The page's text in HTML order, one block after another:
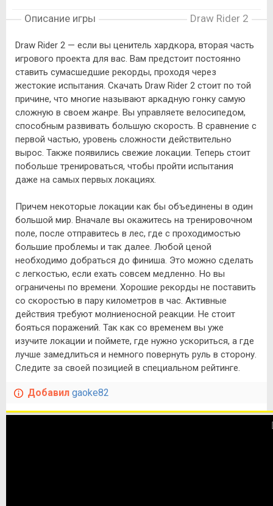
Описание игры Draw Rider 2
Draw Rider 2 — если вы ценитель хардкора, вторая часть
игрового проекта для вас. Вам предстоит постоянно
ставить сумасшедшие рекорды, проходя через
жестокие испытания. Скачать Draw Rider 2 стоит по той
причине, что многие называют аркадную гонку самую
сложную в своем жанре. Вы управляете велосипедом,
способным развивать большую скорость. В сравнение с
первой частью, уровень сложности действительно
вырос. Также появились свежие локации. Теперь стоит
побольше тренироваться, чтобы пройти испытания
даже на самых первых локациях.
Причем некоторые локации как бы объединены в один
большой мир. Вначале вы окажитесь на тренировочном
поле, после отправитесь в лес, где с проходимостью
большие проблемы и так далее. Любой ценой
необходимо добраться до финиша. Это можно сделать
с легкостью, если ехать совсем медленно. Но вы
ограничены по времени. Хорошие рекорды не поставить
со скоростью в пару километров в час. Активные
действия требуют молниеносной реакции. Не стоит
бояться поражений. Так как со временем вы уже
изучите локации и поймете, где нужно ускориться, а где
лучше замедлиться и немного повернуть руль в сторону.
Следите за своей позицией в специальном рейтинге.
Добавил gaoke82